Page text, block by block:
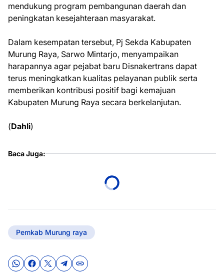
mendukung program pembangunan daerah dan
peningkatan kesejahteraan masyarakat.
Dalam kesempatan tersebut, Pj Sekda Kabupaten
Murung Raya, Sarwo Mintarjo, menyampaikan
harapannya agar pejabat baru Disnakertrans dapat
terus meningkatkan kualitas pelayanan publik serta
memberikan kontribusi positif bagi kemajuan
Kabupaten Murung Raya secara berkelanjutan.
(Dahli)
Baca Juga:
Pemkab Murung raya